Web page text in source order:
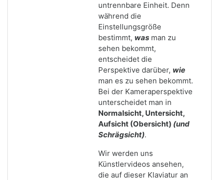
untrennbare Einheit. Denn
während die
Einstellungsgröße
bestimmt, was man zu
sehen bekommt,
entscheidet die
Perspektive darüber, wie
man es zu sehen bekommt.
Bei der Kameraperspektive
unterscheidet man in
Normalsicht, Untersicht,
Aufsicht (Obersicht) (und
Schrägsicht).
Wir werden uns
Künstlervideos ansehen,
die auf dieser Klaviatur an